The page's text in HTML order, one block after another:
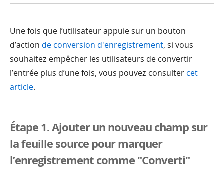
Une fois que l’utilisateur appuie sur un bouton
d’action de conversion d'enregistrement, si vous
souhaitez empêcher les utilisateurs de convertir
l’entrée plus d’une fois, vous pouvez consulter cet
article.
Étape 1. Ajouter un nouveau champ sur
la feuille source pour marquer
l’enregistrement comme "Converti"